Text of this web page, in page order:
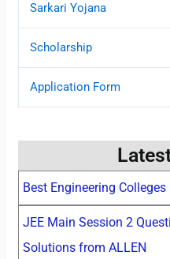
Sarkari Yojana
Scholarship
Application Form
Best Engineering
JEE Main Session 2
Solutions from ALLEN